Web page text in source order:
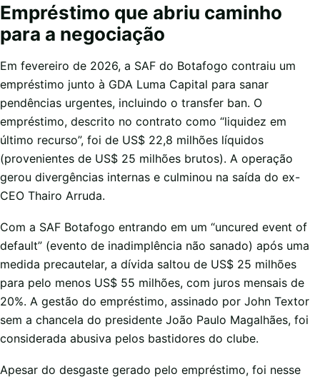
Empréstimo que abriu caminho
para a negociação
Em fevereiro de 2026, a SAF do Botafogo contraiu um
empréstimo junto à GDA Luma Capital para sanar
pendências urgentes, incluindo o transfer ban. O
empréstimo, descrito no contrato como “liquidez em
último recurso”, foi de US$ 22,8 milhões líquidos
(provenientes de US$ 25 milhões brutos). A operação
gerou divergências internas e culminou na saída do ex-
CEO Thairo Arruda.
Com a SAF Botafogo entrando em um “uncured event of
default” (evento de inadimplência não sanado) após uma
medida precautelar, a dívida saltou de US$ 25 milhões
para pelo menos US$ 55 milhões, com juros mensais de
20%. A gestão do empréstimo, assinado por John Textor
sem a chancela do presidente João Paulo Magalhães, foi
considerada abusiva pelos bastidores do clube.
Apesar do desgaste gerado pelo empréstimo, foi nesse